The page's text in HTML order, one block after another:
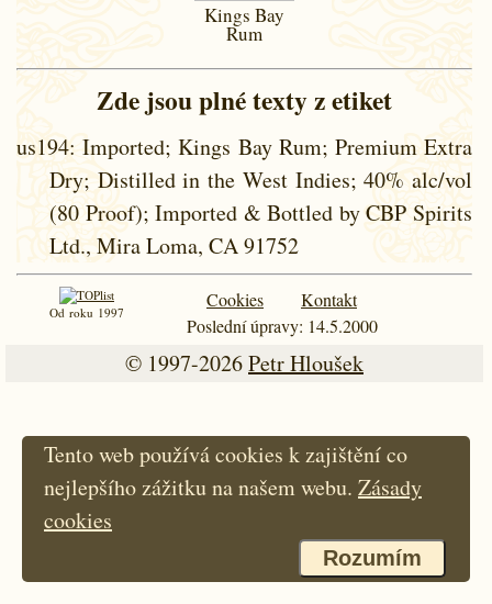
Kings Bay
Rum
Zde jsou plné texty z etiket
us194: Imported; Kings Bay Rum; Premium Extra
Dry; Distilled in the West Indies; 40% alc/vol
(80 Proof); Imported & Bottled by CBP Spirits
Ltd., Mira Loma, CA 91752
Od roku 1997
Cookies
Kontakt
Poslední úpravy: 14.5.2000
© 1997-2026Petr Hloušek
Tento web používá cookies k zajištění co
nejlepšího zážitku na našem webu. Zásady
cookies
Rozumím